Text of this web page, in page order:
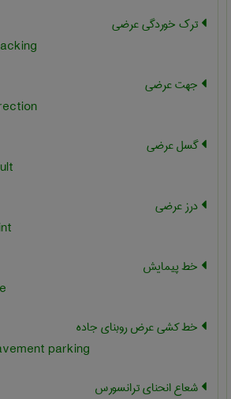
ترک خوردگی عرضی
جهت عرضی
گسل عرضی
درز عرضی
خط پیمایش
خط کشی عرض روبنای جاده
parking
شعاع انحنای ترانسورس